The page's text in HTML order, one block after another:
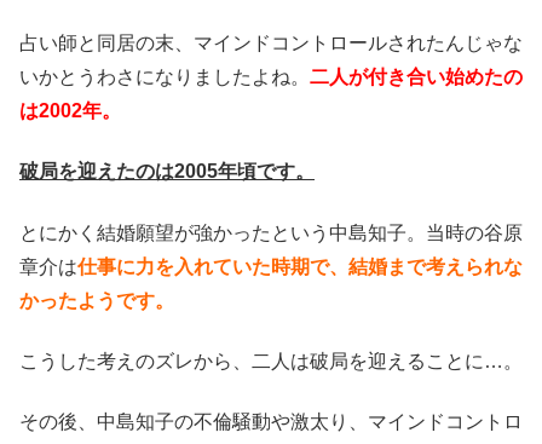
占い師と同居の末、マインドコントロールされたんじゃな
いかとうわさになりましたよね。 二人が付き合い始めたの
は2002年。
破局を迎えたのは2005年頃です。
とにかく結婚願望が強かったという中島知子。当時の谷原
章介は仕事に力を入れていた時期で、結婚まで考えられな
かったようです。
こうした考えのズレから、二人は破局を迎えることに…。
その後、中島知子の不倫騒動や激太り、マインドコントロ